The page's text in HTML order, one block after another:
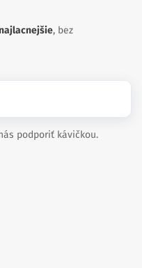
najlacnejšie, bez
podporiť kávičkou.